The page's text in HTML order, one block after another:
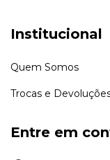
Institucional
Quem Somos
Trocas e
Entre em